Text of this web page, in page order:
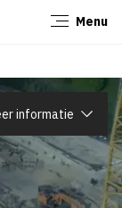
Menu
informatie
Sluiten